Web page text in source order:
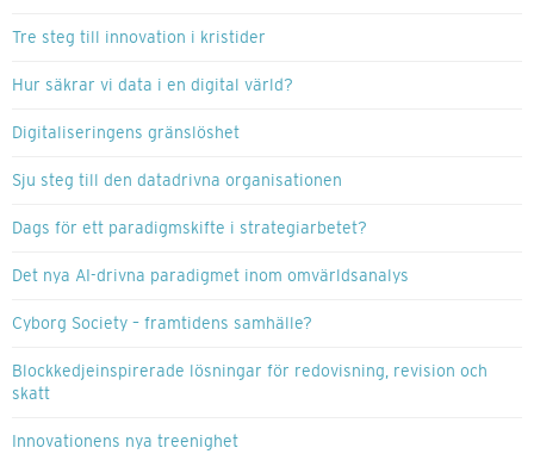
Tre steg till innovation i kristider
Hur säkrar vi data i en digital värld?
Digitaliseringens gränslöshet
Sju steg till den datadrivna organisationen
Dags för ett paradigmskifte i strategiarbetet?
Det nya AI-drivna paradigmet inom omvärldsanalys
Cyborg Society – framtidens samhälle?
Blockkedjeinspirerade lösningar för redovisning, revision och
skatt
Innovationens nya treenighet